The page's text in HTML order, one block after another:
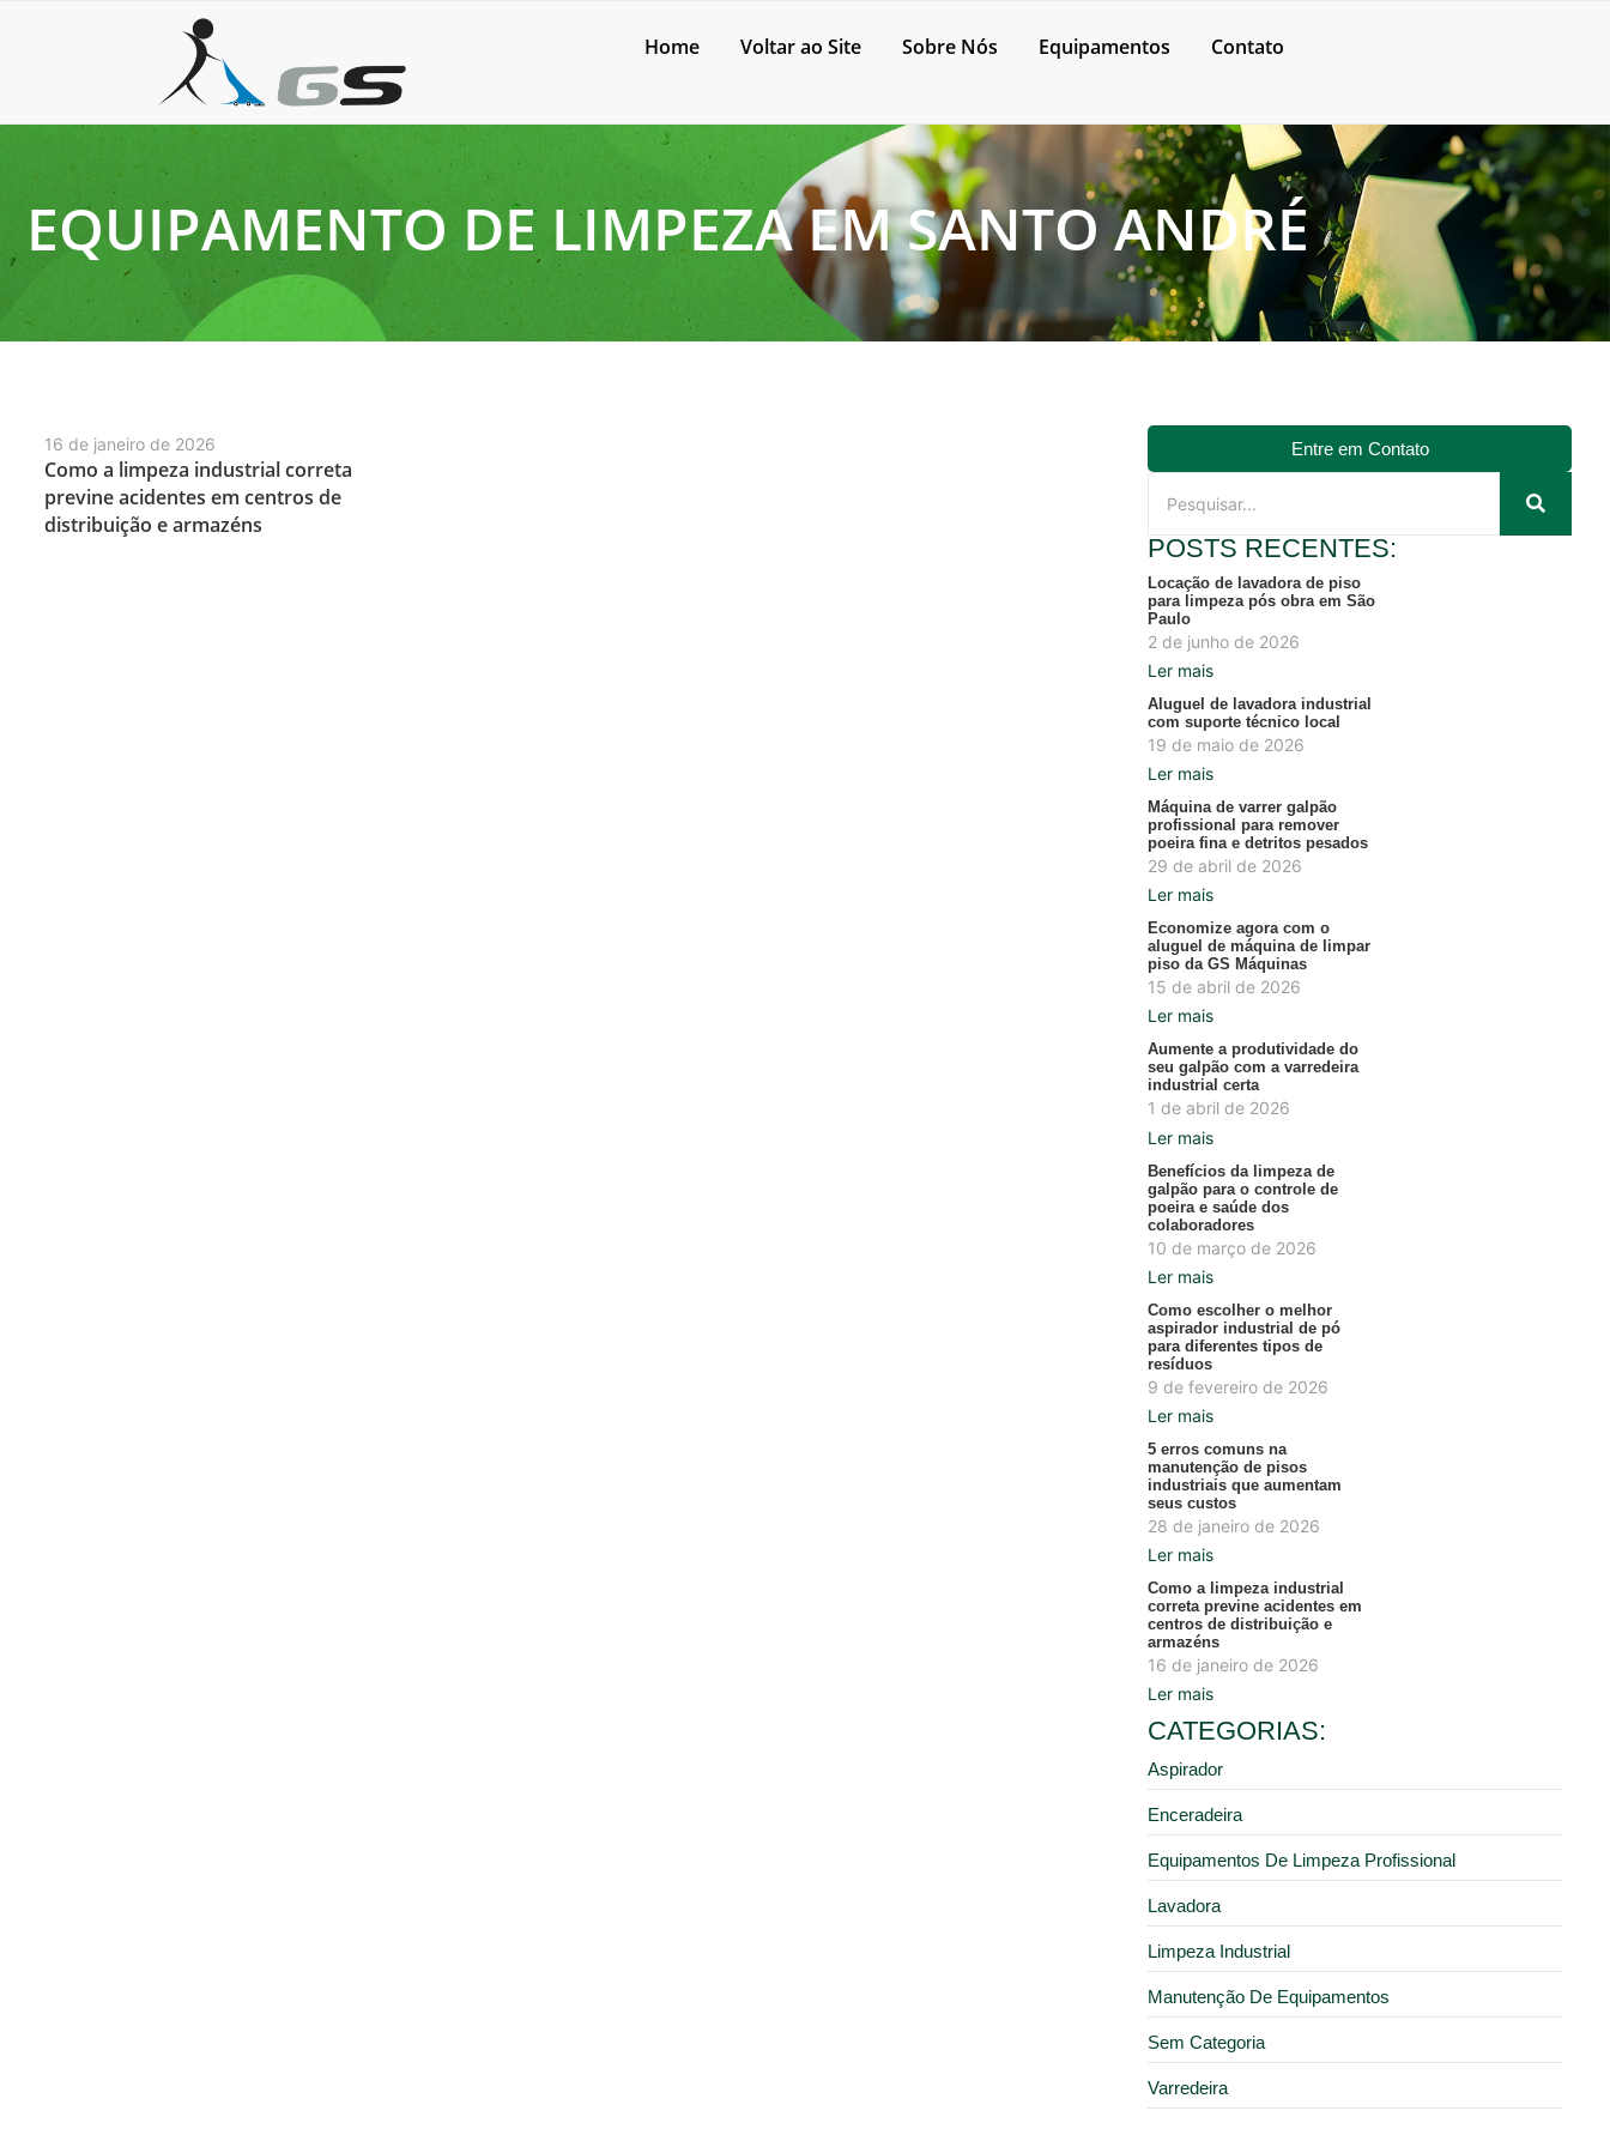
Home Voltar ao Site Sobre Nós Equipamentos Contato
EQUIPAMENTO DE LIMPEZA EM SANTO ANDRÉ
16 de janeiro de 2026
Como a limpeza industrial correta
previne acidentes em centros de
distribuição e armazéns
Entre em Contato
POSTS RECENTES:
Locação de lavadora de piso
para limpeza pós obra em São
Paulo
2 de junho de 2026
Ler mais
Aluguel de lavadora industrial
com suporte técnico local
19 de maio de 2026
Ler mais
Máquina de varrer galpão
profissional para remover
poeira fina e detritos pesados
29 de abril de 2026
Ler mais
Economize agora com o
aluguel de máquina de limpar
piso da GS Máquinas
15 de abril de 2026
Ler mais
Aumente a produtividade do
seu galpão com a varredeira
industrial certa
1 de abril de 2026
Ler mais
Benefícios da limpeza de
galpão para o controle de
poeira e saúde dos
colaboradores
10 de março de 2026
Ler mais
Como escolher o melhor
aspirador industrial de pó
para diferentes tipos de
resíduos
9 de fevereiro de 2026
Ler mais
5 erros comuns na
manutenção de pisos
industriais que aumentam
seus custos
28 de janeiro de 2026
Ler mais
Como a limpeza industrial
correta previne acidentes em
centros de distribuição e
armazéns
16 de janeiro de 2026
Ler mais
CATEGORIAS:
Aspirador
Enceradeira
Equipamentos De Limpeza Profissional
Lavadora
Limpeza Industrial
Manutenção De Equipamentos
Sem Categoria
Varredeira